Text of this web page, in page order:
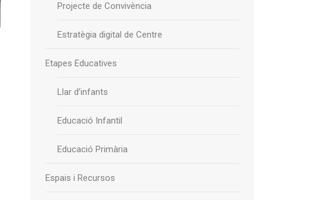
Projecte de Convivència
Estratègia digital de Centre
Etapes Educatives
Llar d’infants
Educació Infantil
Educació Primària
Espais i Recursos